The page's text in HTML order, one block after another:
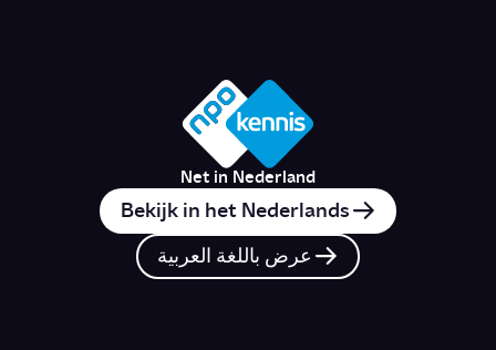
Net in Nederland
Bekijk in het Nederlands
عرض باللغة العربية